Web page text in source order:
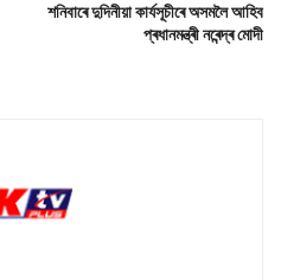
শনিবাৰে দুদিনীয়া কাৰ্যসূচীৰে অসমলৈ আহিব
প্ৰধানমন্ত্ৰী নৰেন্দ্ৰ মোদী